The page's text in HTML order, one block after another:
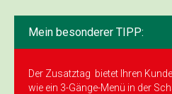
Mein besonderer TIPP:
Der Zusatztag bietet Ihren
wie ein 3-Gänge-Menü in der